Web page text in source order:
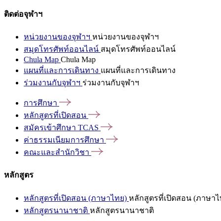
ติดต่อจุฬาฯ
หน่วยงานของจุฬาฯ หน่วยงานของจุฬาฯ
สมุดโทรศัพท์ออนไลน์ สมุดโทรศัพท์ออนไลน์
Chula Map Chula Map
แผนที่และการเดินทาง แผนที่และการเดินทาง
ร่วมงานกับจุฬาฯ ร่วมงานกับจุฬาฯ
การศึกษา
หลักสูตรที่เปิดสอน
สมัครเข้าศึกษา TCAS
ค่าธรรมเนียมการศึกษา
คณะและสำนักวิชา
หลักสูตร
หลักสูตรที่เปิดสอน (ภาษาไทย) หลักสูตรที่เปิดสอน (ภาษาไ
หลักสูตรนานาชาติ หลักสูตรนานาชาติ